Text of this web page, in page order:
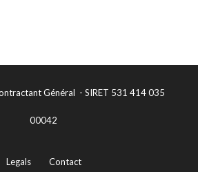
Général - SIRET 531 414 035
00042
Legals Contact